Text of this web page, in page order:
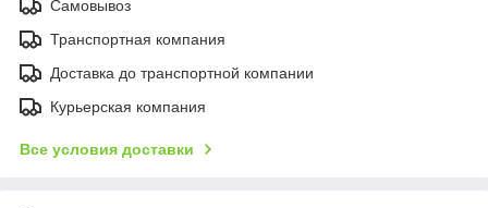
Самовывоз
Транспортная компания
Доставка до транспортной компании
Курьерская компания
Все условия доставки